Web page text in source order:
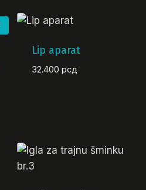
Lip aparat
32.400 рсд